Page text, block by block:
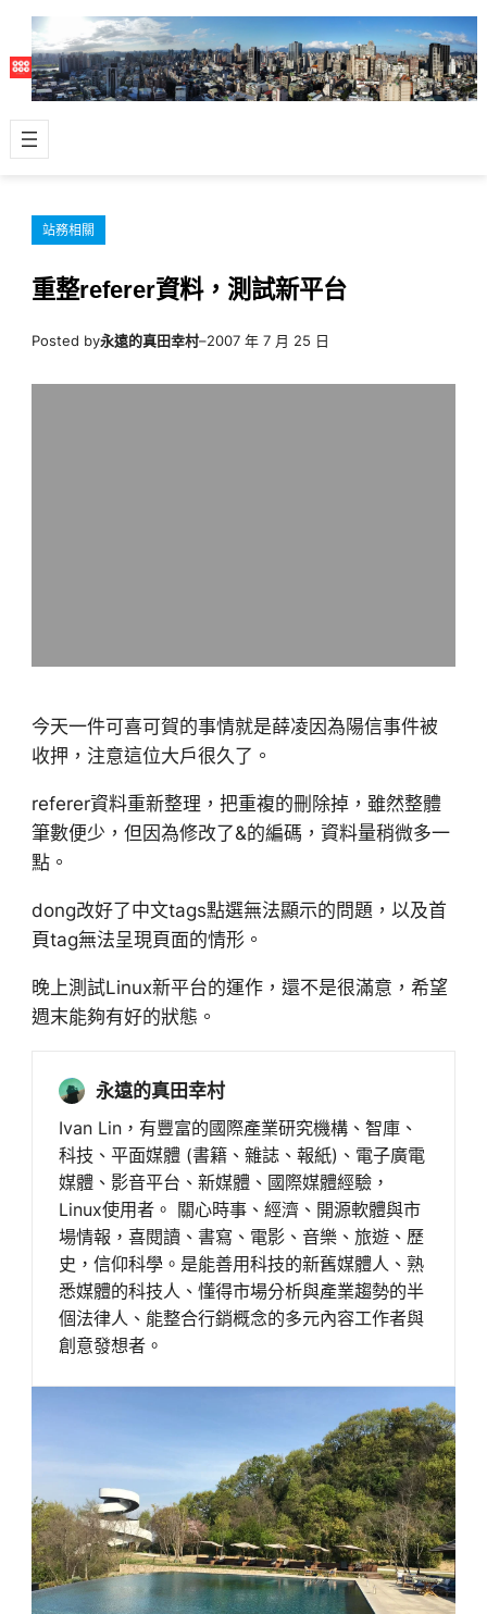
主
容
站務相關
重整referer資料，測試新平台
Posted by永遠的真田幸村–2007 年 7 月 25 日
今天一件可喜可賀的事情就是薛凌因為陽信事件被
收押，注意這位大戶很久了。
referer資料重新整理，把重複的刪除掉，雖然整體
筆數便少，但因為修改了&的編碼，資料量稍微多一
點。
dong改好了中文tags點選無法顯示的問題，以及首
頁tag無法呈現頁面的情形。
晚上測試Linux新平台的運作，還不是很滿意，希望
週末能夠有好的狀態。
永遠的真田幸村
Ivan Lin，有豐富的國際產業研究機構、智庫、
科技、平面媒體 (書籍、雜誌、報紙)、電子廣電
媒體、影音平台、新媒體、國際媒體經驗，
Linux使用者。 關心時事、經濟、開源軟體與市
場情報，喜閱讀、書寫、電影、音樂、旅遊、歷
史，信仰科學。是能善用科技的新舊媒體人、熟
悉媒體的科技人、懂得市場分析與產業趨勢的半
個法律人、能整合行銷概念的多元內容工作者與
創意發想者。